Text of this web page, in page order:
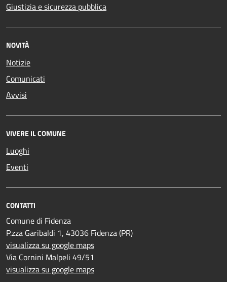
Giustizia e sicurezza pubblica
NOVITÀ
Notizie
Comunicati
Avvisi
VIVERE IL COMUNE
Luoghi
Eventi
CONTATTI
Comune di Fidenza
P.zza Garibaldi 1, 43036 Fidenza (PR)
visualizza su google maps
Via Cornini Malpeli 49/51
visualizza su google maps